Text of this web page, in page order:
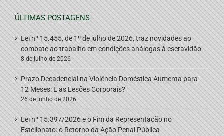
ÚLTIMAS POSTAGENS
Lei nº 15.455, de 1º de julho de 2026, traz novidades ao
combate ao trabalho em condições análogas à escravidão
8 de julho de 2026
Prazo Decadencial na Violência Doméstica Aumenta para
12 Meses: E as Lesões Corporais?
26 de junho de 2026
Lei nº 15.397/2026 e o Fim da Representação no
Estelionato: o Retorno da Ação Penal Pública